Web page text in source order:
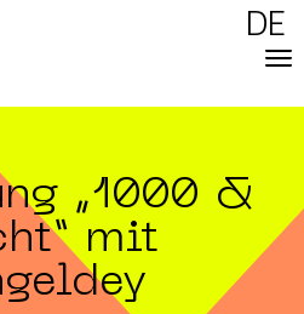
DE
„1000 &
mit